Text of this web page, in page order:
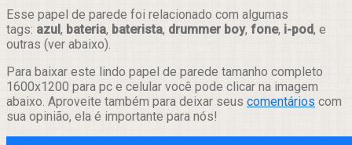
Esse papel de parede foi relacionado com algumas
tags: azul, bateria, baterista, drummer boy, fone, i-pod, e
outras (ver abaixo).
Para baixar este lindo papel de parede tamanho completo
1600x1200 para pc e celular você pode clicar na imagem
abaixo. Aproveite também para deixar seus comentários com
sua opinião, ela é importante para nós!